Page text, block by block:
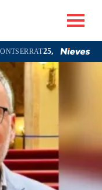
TERRASSA26,0°